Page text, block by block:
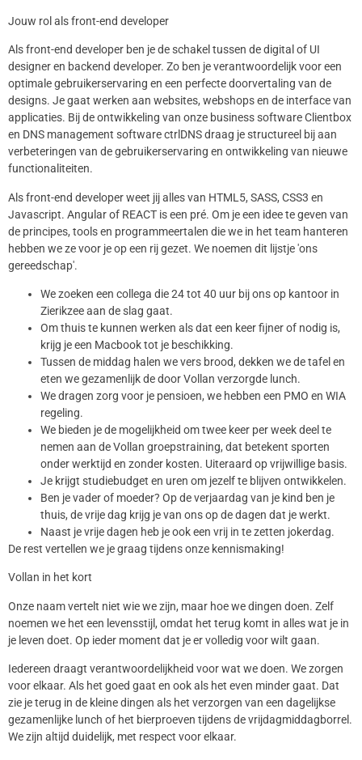
Jouw rol als front-end developer
Als front-end developer ben je de schakel tussen de digital of UI
designer en backend developer. Zo ben je verantwoordelijk voor een
optimale gebruikerservaring en een perfecte doorvertaling van de
designs. Je gaat werken aan websites, webshops en de interface van
applicaties. Bij de ontwikkeling van onze business software Clientbox
en DNS management software ctrlDNS draag je structureel bij aan
verbeteringen van de gebruikerservaring en ontwikkeling van nieuwe
functionaliteiten.
Als front-end developer weet jij alles van HTML5, SASS, CSS3 en
Javascript. Angular of REACT is een pré. Om je een idee te geven van
de principes, tools en programmeertalen die we in het team hanteren
hebben we ze voor je op een rij gezet. We noemen dit lijstje 'ons
gereedschap'.
We zoeken een collega die 24 tot 40 uur bij ons op kantoor in
Zierikzee aan de slag gaat.
Om thuis te kunnen werken als dat een keer fijner of nodig is,
krijg je een Macbook tot je beschikking.
Tussen de middag halen we vers brood, dekken we de tafel en
eten we gezamenlijk de door Vollan verzorgde lunch.
We dragen zorg voor je pensioen, we hebben een PMO en WIA
regeling.
We bieden je de mogelijkheid om twee keer per week deel te
nemen aan de Vollan groepstraining, dat betekent sporten
onder werktijd en zonder kosten. Uiteraard op vrijwillige basis.
Je krijgt studiebudget en uren om jezelf te blijven ontwikkelen.
Ben je vader of moeder? Op de verjaardag van je kind ben je
thuis, de vrije dag krijg je van ons op de dagen dat je werkt.
Naast je vrije dagen heb je ook een vrij in te zetten jokerdag.
De rest vertellen we je graag tijdens onze kennismaking!
Vollan in het kort
Onze naam vertelt niet wie we zijn, maar hoe we dingen doen. Zelf
noemen we het een levensstijl, omdat het terug komt in alles wat je in
je leven doet. Op ieder moment dat je er volledig voor wilt gaan.
Iedereen draagt verantwoordelijkheid voor wat we doen. We zorgen
voor elkaar. Als het goed gaat en ook als het even minder gaat. Dat
zie je terug in de kleine dingen als het verzorgen van een dagelijkse
gezamenlijke lunch of het bierproeven tijdens de vrijdagmiddagborrel.
We zijn altijd duidelijk, met respect voor elkaar.